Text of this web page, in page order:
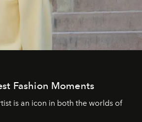
Fashion Moments
is an icon in both the worlds of